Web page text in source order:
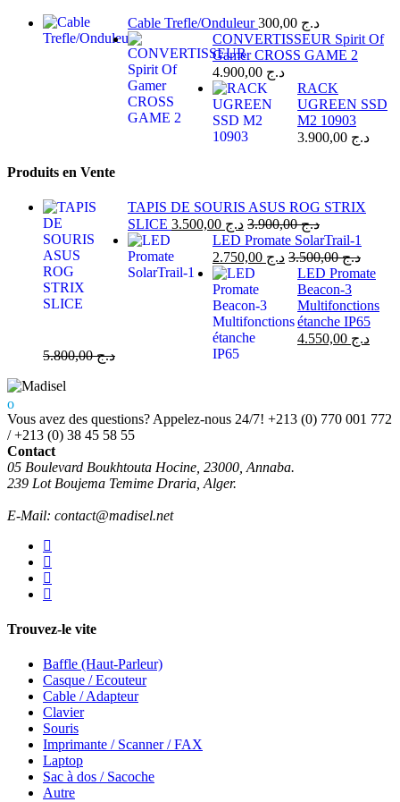
Cable Trefle/Onduleur د.ج
CONVERTISSEUR Spirit Of
Gamer CROSS GAME 2
د.ج
RACK
UGREEN SSD
M2 10903
د.ج
Produits en Vente
TAPIS DE SOURIS ASUS ROG STRIX
SLICE
د.ج د.ج3.900,00
LED Promate SolarTrail-1
د.ج
د.ج3.500,00
LED Promate
Beacon-3
Multifonctions
étanche IP65
د.ج
د.ج5.800,00
Vous avez des questions? Appelez-nous 24/7! +213 (0) 770 001 772
/ +213 (0) 38 45 58 55
Contact
05 Boulevard Boukhtouta Hocine, 23000, Annaba.
239 Lot Boujema Temime Draria, Alger.
E-Mail: contact@madisel.net
Trouvez-le vite
Baffle (Haut-Parleur)
Casque / Ecouteur
Cable / Adapteur
Clavier
Souris
Imprimante / Scanner / FAX
Laptop
Sac à dos / Sacoche
Autre